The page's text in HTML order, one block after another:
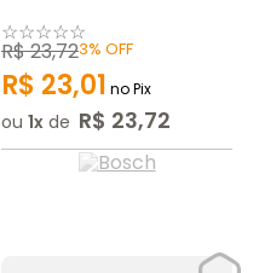
☆☆☆☆☆
R$23,723% OFF
R$ 23,01 no Pix
ou 1 de R$ 23,72